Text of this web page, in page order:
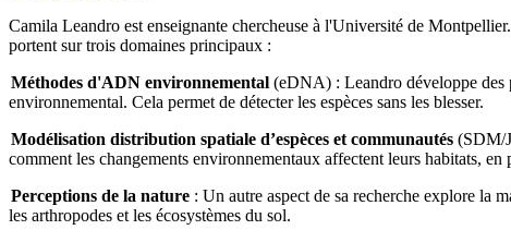
Camila Leandro est enseignante chercheuse à l'Université de
portent sur trois domaines principaux :
Méthodes d'ADN environnemental (eDNA) : Leandro développe des
environnemental. Cela permet de détecter les espèces sans les blesser.
Modélisation distribution spatiale d’espèces et communautés (SDM/
comment les changements environnementaux affectent leurs habitats, en
Perceptions de la nature : Un autre aspect de sa recherche explore la
les arthropodes et les écosystèmes du sol.